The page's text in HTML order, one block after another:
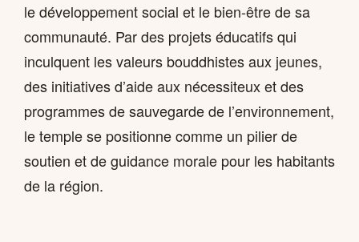
le développement social et le bien-être de sa
communauté. Par des projets éducatifs qui
inculquent les valeurs bouddhistes aux jeunes,
des initiatives d’aide aux nécessiteux et des
programmes de sauvegarde de l’environnement,
le temple se positionne comme un pilier de
soutien et de guidance morale pour les habitants
de la région.